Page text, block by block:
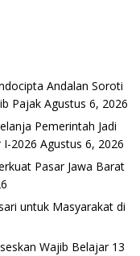
Andalan Soroti
Pajak Agustus 6, 2026
Pemerintah Jadi
2026 Agustus 6, 2026
Pasar Jawa Barat
untuk Masyarakat di
Wajib Belajar 13